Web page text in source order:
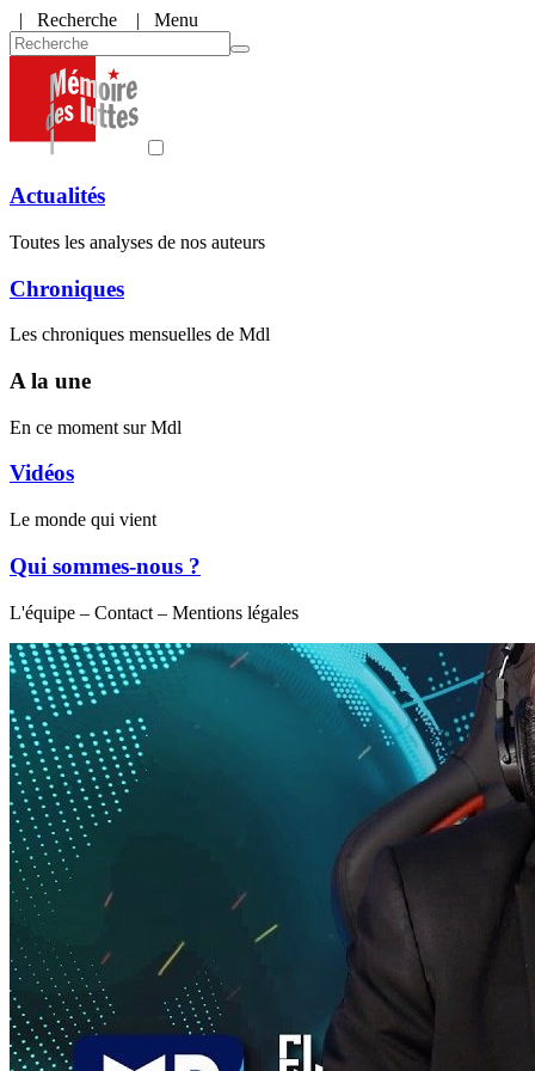
| Recherche | Menu
Actualités
Toutes les analyses de nos auteurs
Chroniques
Les chroniques mensuelles de Mdl
A la une
En ce moment sur Mdl
Vidéos
Le monde qui vient
Qui sommes-nous ?
L'équipe – Contact – Mentions légales